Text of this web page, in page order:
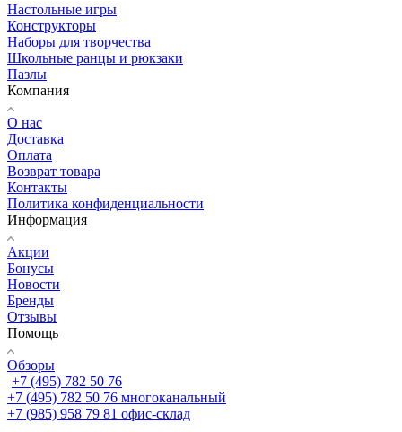
Настольные игры
Конструкторы
Наборы для творчества
Школьные ранцы и рюкзаки
Пазлы
Компания
О нас
Доставка
Оплата
Возврат товара
Контакты
Политика конфиденциальности
Информация
Акции
Бонусы
Новости
Бренды
Отзывы
Помощь
Обзоры
+7 (495) 782 50 76
+7 (495) 782 50 76 многоканальный
+7 (985) 958 79 81 офис-склад